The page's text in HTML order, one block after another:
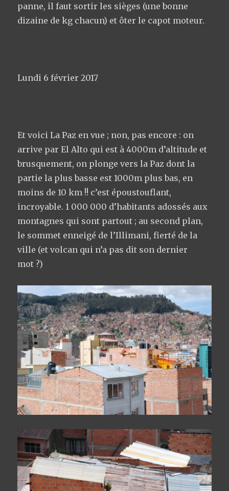
panne, il faut sortir les sièges (une bonne
dizaine de kg chacun) et ôter le capot moteur.
Lundi 6 février 2017
Et voici La Paz en vue ; non, pas encore : on
arrive par El Alto qui est à 4000m d’altitude et
brusquement, on plonge vers la Paz dont la
partie la plus basse est 1000m plus bas, en
moins de 10 km !! c’est époustouflant,
incroyable. 1 000 000 d’habitants adossés aux
montagnes qui sont partout ; au second plan,
le sommet enneigé de l’Illimani, fierté de la
ville (et volcan qui n’a pas dit son dernier
mot ?)